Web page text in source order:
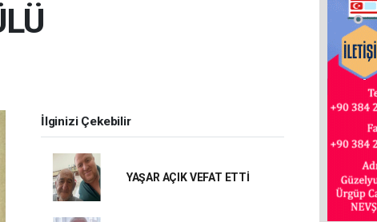
İlginizi Çekebilir
YAŞAR AÇIK VEFAT ETTİ